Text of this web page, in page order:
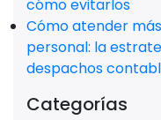
cómo evitarlos
Cómo atender
personal: la
despachos
Categorías